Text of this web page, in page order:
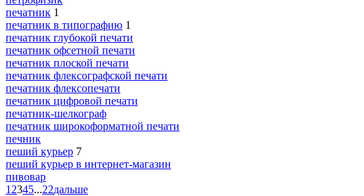
печатник 1
печатник в типографию 1
печатник глубокой печати
печатник офсетной печати
печатник плоской печати
печатник флексографской печати
печатник флексопечати
печатник цифровой печати
печатник-шелкограф
печатник широкоформатной печати
печник
пеший курьер 7
пеший курьер в интернет-магазин
пивовар
1 2345...22дальше